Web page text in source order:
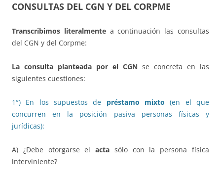
CONSULTAS DEL CGN Y DEL CORPME
Transcribimos literalmentea continuación las consultas
del CGN y del Corpme:
La consulta planteada por el CGN se concreta en las
siguientes cuestiones:
1°) En los supuestos de préstamo mixto (en el que
concurren en la posición pasiva personas físicas y
jurídicas):
A) ¿Debe otorgarse elacta sólo con la persona física
interviniente?